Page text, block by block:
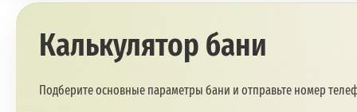
Калькулятор бани
Подберите основные параметры бани и отправьте номер